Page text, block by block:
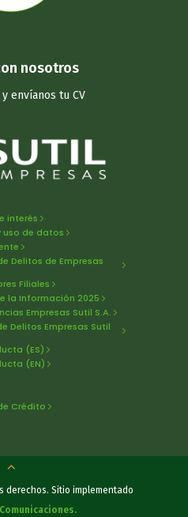
nosotros
y envíanos tu CV
interés
uso de datos
Delitos de Empresas
Filiales
la Información 2025
Empresas Sutil S.A.
Delitos Empresas Sutil
(ES)
(EN)
Crédito
derechos. Sitio implementado